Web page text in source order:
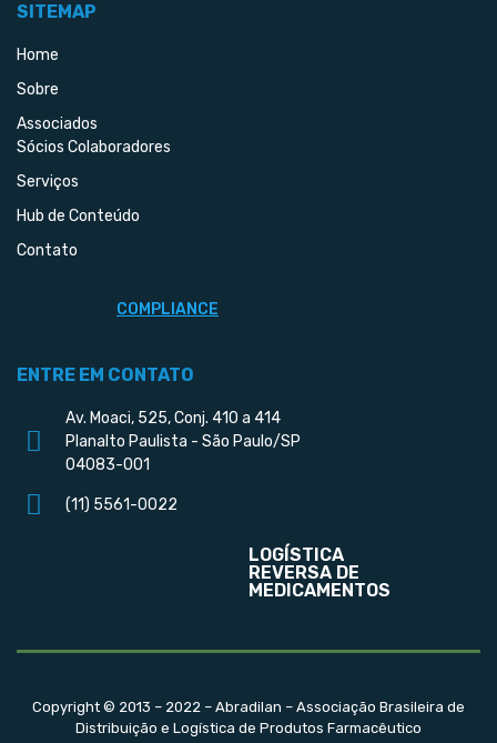
SITEMAP
Home
Sobre
Associados
Sócios Colaboradores
Serviços
Hub de Conteúdo
Contato
COMPLIANCE
ENTRE EM CONTATO
Av. Moaci, 525, Conj. 410 a 414
Planalto Paulista - São Paulo/SP
04083-001
(11) 5561-0022
LOGÍSTICA
REVERSA DE
MEDICAMENTOS
Copyright © 2013 – 2022 – Abradilan – Associação Brasileira de
Distribuição e Logística de Produtos Farmacêutico